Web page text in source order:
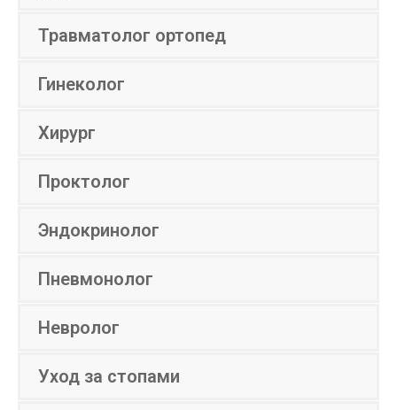
Травматолог ортопед
Гинеколог
Хирург
Проктолог
Эндокринолог
Пневмонолог
Невролог
Уход за стопами